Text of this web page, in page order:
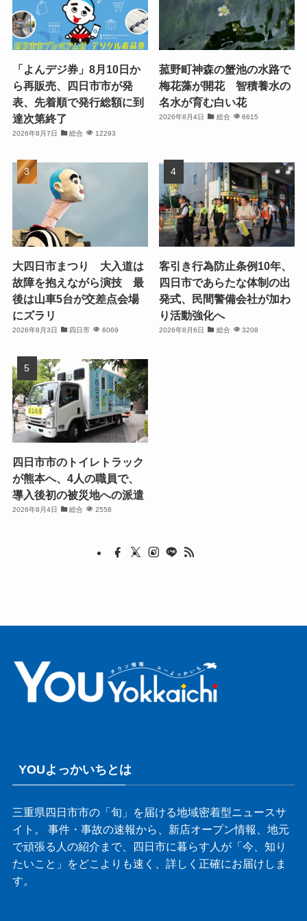
「よんデジ券」8月10日か
ら再販売、四日市市が発
表、先着順で発行総額に到
達次第終了
2026年8月7日 総合 12293
菰野町神森の蟹池の水路で
梅花藻が開花 智積養水の
名水が育む白い花
2026年8月4日 総合 6615
大四日市まつり 大入道は
故障を抱えながら演技 最
後は山車5台が交差点会場
にズラリ
2026年8月3日 四日市 6069
客引き行為防止条例10年、
四日市であらたな体制の出
発式、民間警備会社が加わ
り活動強化へ
2026年8月6日 総合 3208
四日市市のトイレトラック
が熊本へ、4人の職員で、
導入後初の被災地への派遣
2026年8月4日 総合 2558
YOUよっかいちとは
三重県四日市市の「旬」を届ける地域密着型ニュースサ
イト。 事件・事故の速報から、新店オープン情報、地元
で頑張る人の紹介まで、四日市に暮らす人が「今、知り
たいこと」をどこよりも速く、詳しく正確にお届けしま
す。